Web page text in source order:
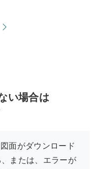
い場合は
面がダウンロード
または、エラーが